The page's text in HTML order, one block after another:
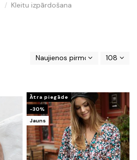
Kleitu izpārdošana
Naujienos pirmos 108
Ātra piegāde
-30%
Jauns